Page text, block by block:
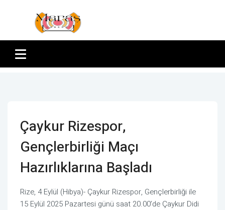
Çaykur Rizespor,
Gençlerbirliği Maçı
Hazırlıklarına Başladı
Rize, 4 Eylül (Hibya)- Çaykur Rizespor, Gençlerbirliği ile
15 Eylül 2025 Pazartesi günü saat 20.00’de Çaykur Didi